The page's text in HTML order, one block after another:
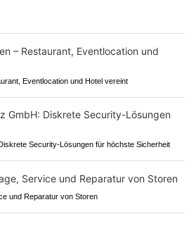
Eventlocation und Hotel vereint
Security-Lösungen für höchste Sicherheit
und Reparatur von Storen